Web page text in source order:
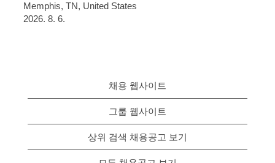
Memphis, TN, United States
2026. 8. 6.
채용 웹사이트
그룹 웹사이트
상위 검색 채용공고 보기